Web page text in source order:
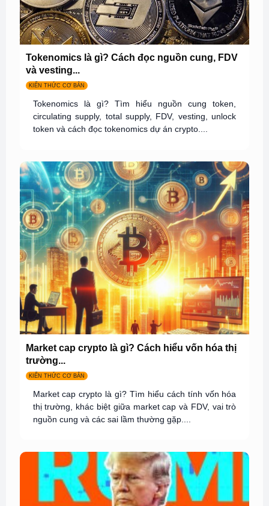
Tokenomics là gì? Cách đọc nguồn cung, FDV
và vesting...
KIẾN THỨC CƠ BẢN
Tokenomics là gì? Tìm hiểu nguồn cung token,
circulating supply, total supply, FDV, vesting, unlock
token và cách đọc tokenomics dự án crypto....
Market cap crypto là gì? Cách hiểu vốn hóa thị
trường...
KIẾN THỨC CƠ BẢN
Market cap crypto là gì? Tìm hiểu cách tính vốn hóa
thị trường, khác biệt giữa market cap và FDV, vai trò
nguồn cung và các sai lầm thường gặp....